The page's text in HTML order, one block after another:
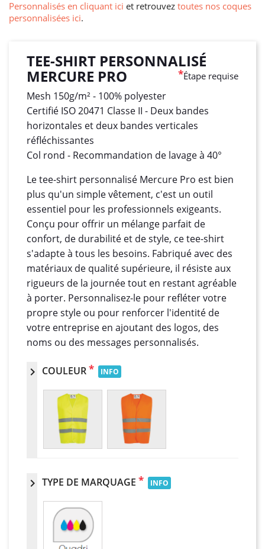
Personnalisés en cliquant ici et retrouvez toutes nos coques
personnalisées ici.
TEE-SHIRT PERSONNALISÉ
MERCURE PRO *Étape requise
Mesh 150g/m² - 100% polyester
Certifié ISO 20471 Classe II - Deux bandes
horizontales et deux bandes verticales
réfléchissantes
Col rond - Recommandation de lavage à 40°
Le tee-shirt personnalisé Mercure Pro est bien
plus qu'un simple vêtement, c'est un outil
essentiel pour les professionnels exigeants.
Conçu pour offrir un mélange parfait de
confort, de durabilité et de style, ce tee-shirt
s'adapte à tous les besoins. Fabriqué avec des
matériaux de qualité supérieure, il résiste aux
rigueurs de la journée tout en restant agréable
à porter. Personnalisez-le pour refléter votre
propre style ou pour renforcer l'identité de
votre entreprise en ajoutant des logos, des
noms ou des messages personnalisés.
chevron_right COULEUR* INFO
chevron_right TYPE DE MARQUAGE * INFO